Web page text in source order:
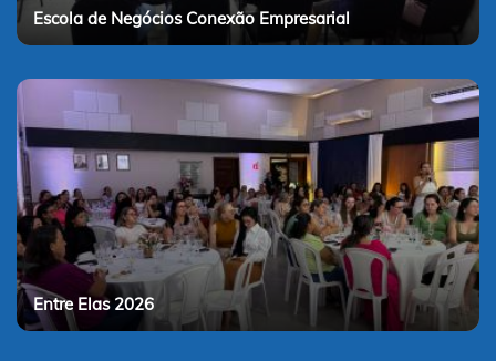
Escola de Negócios Conexão Empresarial
Entre Elas 2026